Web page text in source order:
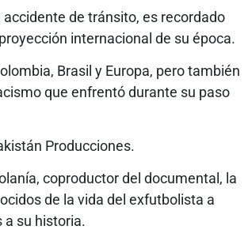
de tránsito, es recordado
internacional de su época.
Brasil y Europa, pero también
que enfrentó durante su paso
Producciones.
coproductor del documental, la
de la vida del exfutbolista a
a su historia.